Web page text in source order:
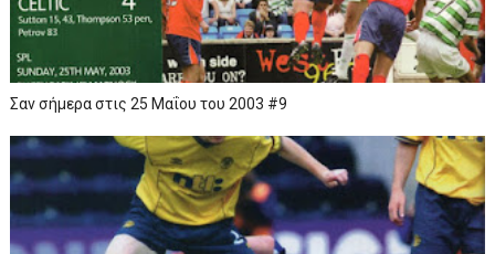
Σαν σήμερα στις 25 Μαΐου του 2003 #9